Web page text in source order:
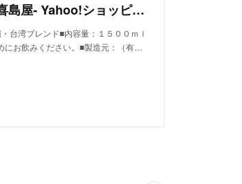
まるごとシークヮーサー 1.5Ｌ :喜島屋- Yahoo!ショッピング - Ｔポイントが貯まる！使える！ネット通販
台湾ブレンド■内容量：１５００ｍｌ
にお飲みください。■製造元：（有…